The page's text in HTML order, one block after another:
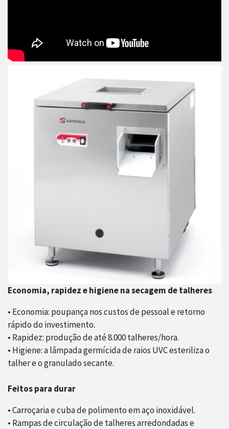
Economia, rapidez e higiene na secagem de talheres
• Economia: poupança nos custos de pessoal e retorno
rápido do investimento.
• Rapidez: produção de até 8.000 talheres/hora.
• Higiene: a lâmpada germícida de raios UVC esteriliza o
talher e o granulado secante.
Feitos para durar
• Carroçaria e cuba de polimento em aço inoxidável.
• Rampas de circulação de talheres arredondadas e